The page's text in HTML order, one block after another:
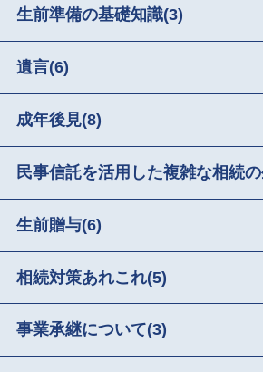
生前準備の基礎知識(3)
遺言(6)
成年後見(8)
民事信託を活用した複雑な相続
生前贈与(6)
相続対策あれこれ(5)
事業承継について(3)